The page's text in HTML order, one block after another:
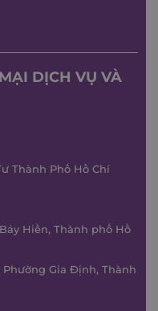
DỊCH VỤ VÀ
Thành Phố Hồ Chí
Hiền, Thành phố Hồ
Phường Gia Định, Thành